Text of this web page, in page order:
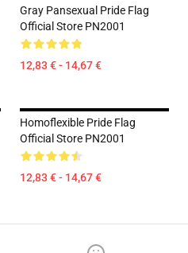
Gray Pansexual Pride Flag
Official Store PN2001
12,83 € - 14,67 €
Homoflexible Pride Flag
Official Store PN2001
12,83 € - 14,67 €